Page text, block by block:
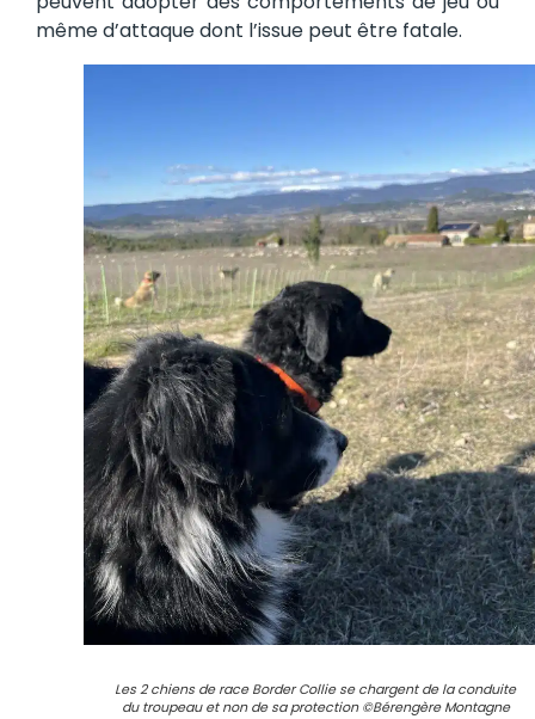
même d’attaque dont l’issue peut être fatale.
Les 2 chiens de race Border Collie se chargent de la conduite
du troupeau et non de sa protection ©Bérengère Montagne